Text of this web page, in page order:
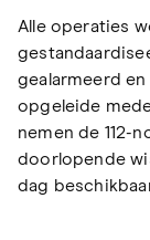
Alle operaties
gealarmeerd
opgeleide
nemen de 112-
doorlopende
dag